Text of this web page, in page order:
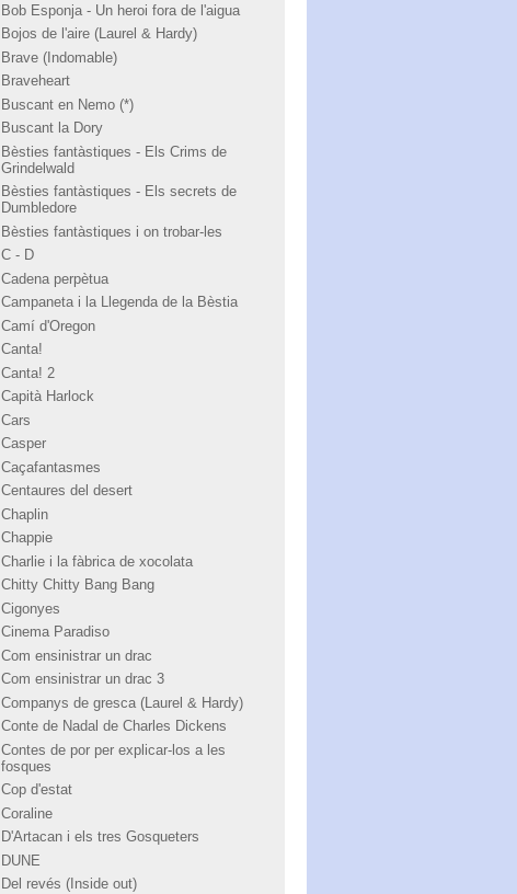
Bob Esponja - Un heroi fora de l'aigua
Bojos de l'aire (Laurel & Hardy)
Brave (Indomable)
Braveheart
Buscant en Nemo (*)
Buscant la Dory
Bèsties fantàstiques - Els Crims de
Grindelwald
Bèsties fantàstiques - Els secrets de
Dumbledore
Bèsties fantàstiques i on trobar-les
C - D
Cadena perpètua
Campaneta i la Llegenda de la Bèstia
Camí d'Oregon
Canta!
Canta! 2
Capità Harlock
Cars
Casper
Caçafantasmes
Centaures del desert
Chaplin
Chappie
Charlie i la fàbrica de xocolata
Chitty Chitty Bang Bang
Cigonyes
Cinema Paradiso
Com ensinistrar un drac
Com ensinistrar un drac 3
Companys de gresca (Laurel & Hardy)
Conte de Nadal de Charles Dickens
Contes de por per explicar-los a les
fosques
Cop d'estat
Coraline
D'Artacan i els tres Gosqueters
DUNE
Del revés (Inside out)